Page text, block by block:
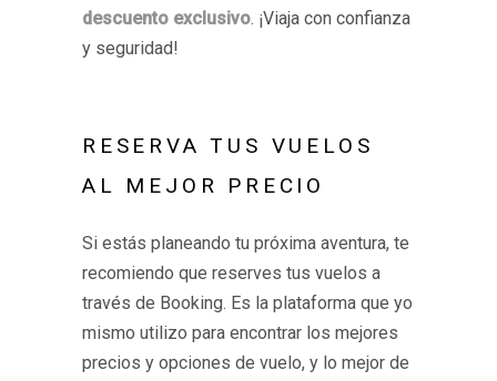
descuento exclusivo. ¡Viaja con confianza
y seguridad!
RESERVA TUS VUELOS
AL MEJOR PRECIO
Si estás planeando tu próxima aventura, te
recomiendo que reserves tus vuelos a
través de Booking. Es la plataforma que yo
mismo utilizo para encontrar los mejores
precios y opciones de vuelo, y lo mejor de